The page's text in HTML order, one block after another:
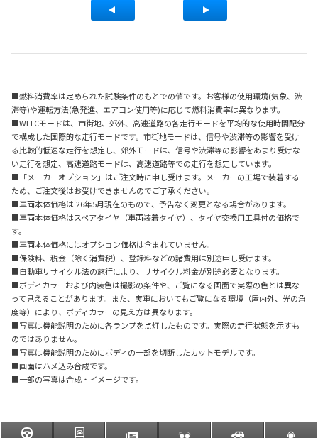
■燃料消費率は定められた試験条件のもとでの値です。お客様の使用環境(気象、渋
滞等)や運転方法(急発進、エアコン使用等)に応じて燃料消費率は異なります。
■WLTCモードは、市街地、郊外、高速道路の各走行モードを平均的な使用時間配分
で構成した国際的な走行モードです。市街地モードは、信号や渋滞等の影響を受け
る比較的低速な走行を想定し、郊外モードは、信号や渋滞等の影響をあまり受けな
い走行を想定、高速道路モードは、高速道路等での走行を想定しています。
■「メーカーオプション」はご注文時に申し受けます。メーカーの工場で装着する
ため、ご注文後はお受けできませんのでご了承ください。
■車両本体価格は'26年5月現在のもので、予告なく変更となる場合があります。
■車両本体価格はスペアタイヤ（車両装着タイヤ）、タイヤ交換用工具付の価格で
す。
■車両本体価格にはオプション価格は含まれていません。
■保険料、税金（除く消費税）、登録料などの諸費用は別途申し受けます。
■自動車リサイクル法の施行により、リサイクル料金が別途必要となります。
■ボディカラーおよび内装色は撮影の条件や、ご覧になる画面で実際の色とは異な
って見えることがあります。また、実車においてもご覧になる環境（屋内外、光の角
度等）により、ボディカラーの見え方は異なります。
■写真は機能説明のために各ランプを点灯したものです。実際の走行状態を示すも
のではありません。
■写真は機能説明のためにボディの一部を切断したカットモデルです。
■画面はハメ込み合成です。
■一部の写真は合成・イメージです。